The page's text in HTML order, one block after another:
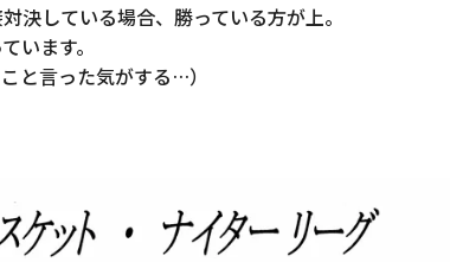
決している場合、勝っている方が上。
います。
と言った気がする…）